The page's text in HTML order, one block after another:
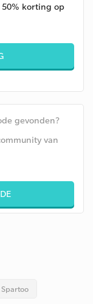
50% korting op
gevonden?
van
Spartoo